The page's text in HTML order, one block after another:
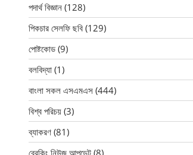
পদার্থ বিজ্ঞান (128)
পিকচার সেলফি ছবি (129)
পোষ্টকোড (9)
বলবিদ্যা (1)
বাংলা সকল এসএমএস (444)
বিশ্ব পরিচয় (3)
ব্যাকরণ (81)
ব্রেকিং নিউজ আপডেট (8)